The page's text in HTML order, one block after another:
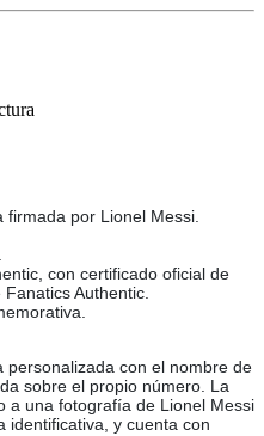
firmada por Lionel Messi.
con certificado oficial de
Authentic.
personalizada con el nombre de
sobre el propio número. La
a una fotografía de Lionel Messi
identificativa, y cuenta con